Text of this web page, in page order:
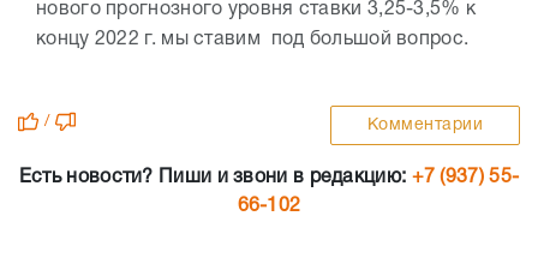
нового прогнозного уровня ставки 3,25-3,5% к
концу 2022 г. мы ставим под большой вопрос.
/ Комментарии
Есть новости? Пиши и звони в редакцию: +7 (937) 55-
66-102